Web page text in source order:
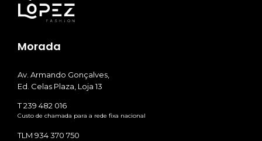
Morada
Av. Armando Gonçalves,
Ed. Celas Plaza, Loja 13
T 239 482 016
Custo de chamada para a rede fixa nacional
TLM 934 370 750